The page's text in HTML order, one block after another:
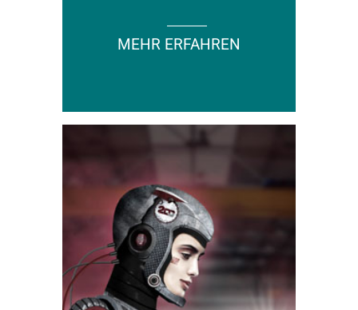
MEHR ERFAHREN